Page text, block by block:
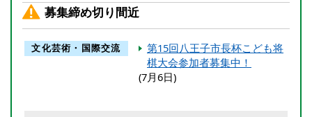
募集締め切り間近
文化芸術・国際交流
第15回八王子市長杯こども将
棋大会参加者募集中！
(7月6日)